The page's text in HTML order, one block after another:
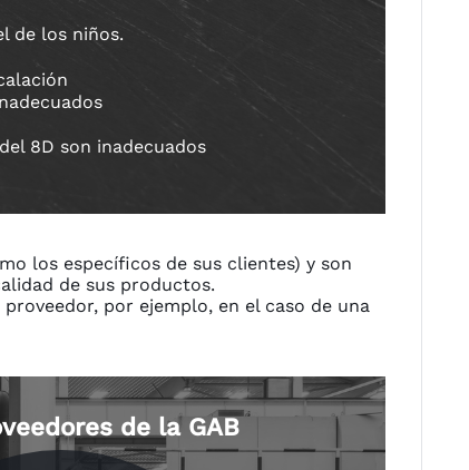
de los niños.
8D son inadecuados
los específicos de sus clientes) y son
de sus productos.
por ejemplo, en el caso de una
de la GAB